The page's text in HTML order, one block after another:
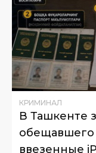
КРИМИНАЛ
В Ташкенте
обещавшего
ввезенные